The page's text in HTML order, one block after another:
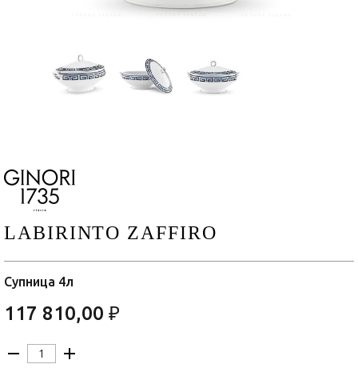
LABIRINTO ZAFFIRO
Супница 4л
117 810,00 ₽